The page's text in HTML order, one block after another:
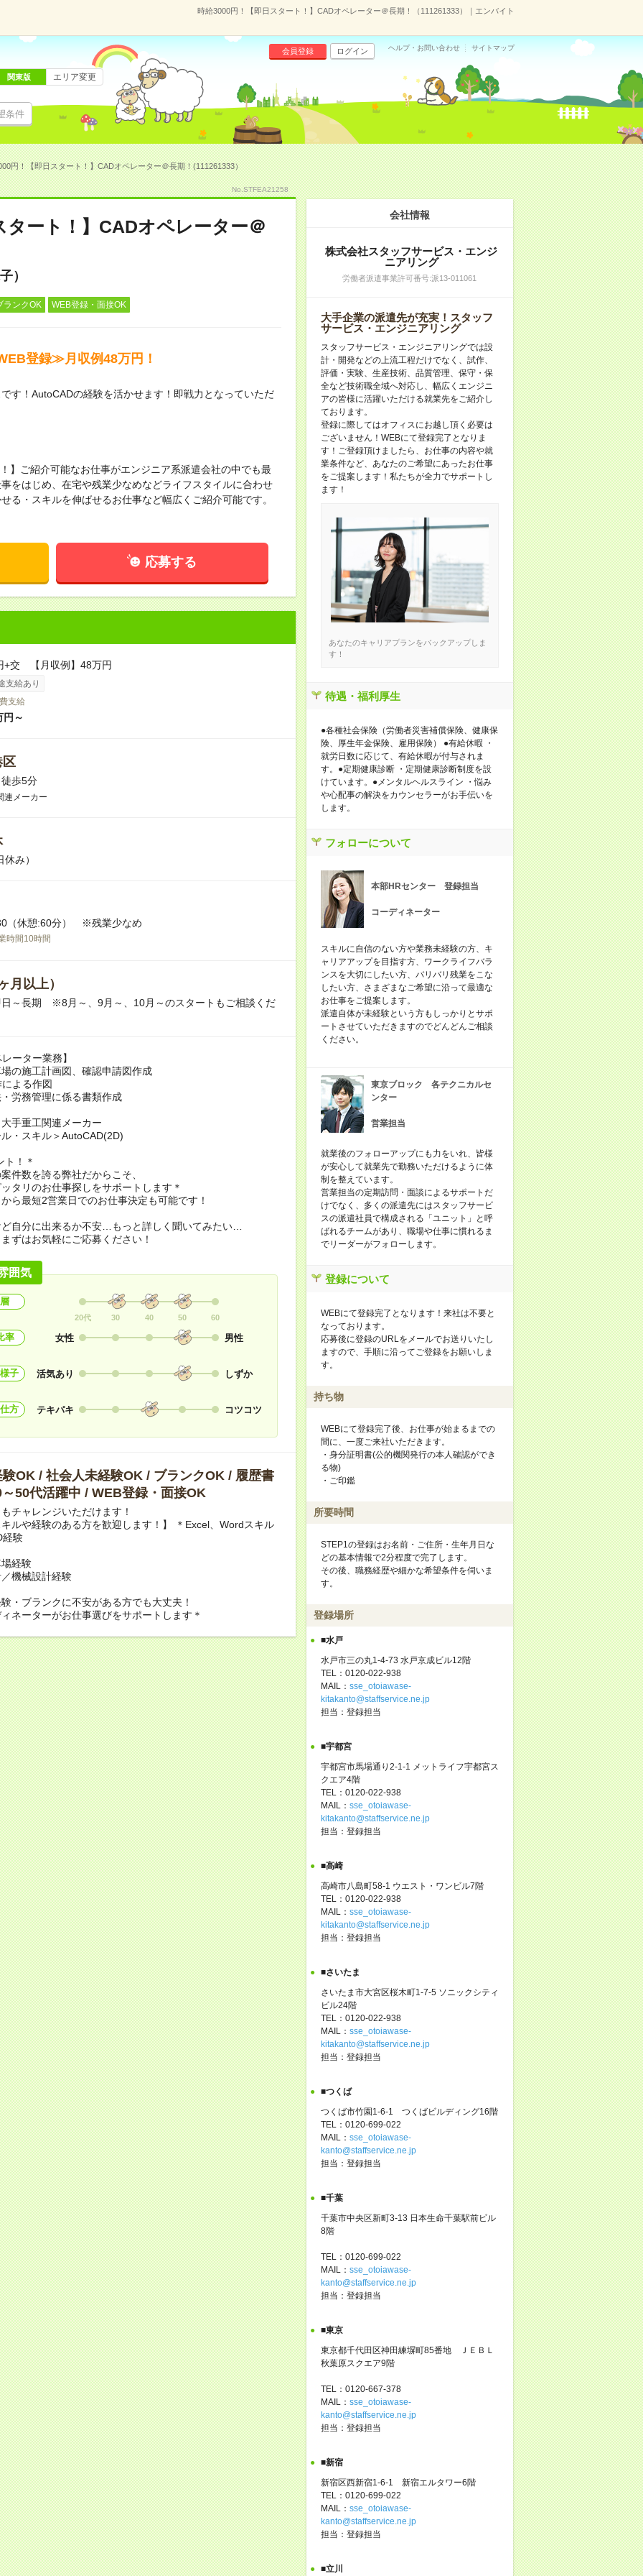
時給3000円！【即日スタート！】CADオペレーター＠長期！（111261333）｜エンバイト
条件
会員登録 ログイン ヘルプ・お問い合わせ サイトマップ
関東版 エリア変更
円！【即日スタート！】CADオペレーター＠長期！(111261333）
No.STFEA21258
タート！】CADオペレーター＠
）
ランクOK WEB登録・面接OK
登録≫月収例48万円！
す！AutoCADの経験を活かせます！即戦力となっていただ
】ご紹介可能なお仕事がエンジニア系派遣会社の中でも最
をはじめ、在宅や残業少なめなどライフスタイルに合わせ
る・スキルを伸ばせるお仕事など幅広くご紹介可能です。
応募する
+交 【月収例】48万円
支給あり
支給
円～
区
歩5分
連メーカー
み）
（休憩:60分） ※残業少なめ
時間10時間
月以上）
日～長期 ※8月～、9月～、10月～のスタートもご相談くだ
ーター業務】
の施工計画図、確認申請図作成
よる作図
労務管理に係る書類作成
手重工関連メーカー
・スキル＞AutoCAD(2D)
ト！＊
件数を誇る弊社だからこそ、
タリのお仕事探しをサポートします＊
ら最短2営業日でのお仕事決定も可能です！
自分に出来るか不安…もっと詳しく聞いてみたい…
ずはお気軽にご応募ください！
囲気
20代 30 40 50 60
率 女性 男性
子 活気あり しずか
方 テキパキ コツコツ
OK / 社会人未経験OK / ブランクOK / 履歴書
50代活躍中 / WEB登録・面接OK
チャレンジいただけます！
ルや経験のある方を歓迎します！】 ＊Excel、Wordスキル
経験
経験
機械設計経験
・ブランクに不安がある方でも大丈夫！
ネーターがお仕事選びをサポートします＊
会社情報
株式会社スタッフサービス・エンジ
ニアリング
労働者派遣事業許可番号:派13-011061
大手企業の派遣先が充実！スタッフ
サービス・エンジニアリング
スタッフサービス・エンジニアリングでは設
計・開発などの上流工程だけでなく、試作、
評価・実験、生産技術、品質管理、保守・保
全など技術職全域へ対応し、幅広くエンジニ
アの皆様に活躍いただける就業先をご紹介し
ております。
登録に際してはオフィスにお越し頂く必要は
ございません！WEBにて登録完了となりま
す！ご登録頂けましたら、お仕事の内容や就
業条件など、あなたのご希望にあったお仕事
をご提案します！私たちが全力でサポートし
ます！
あなたのキャリアプランをバックアップしま
す！
待遇・福利厚生
●各種社会保険（労働者災害補償保険、健康保
険、厚生年金保険、雇用保険） ●有給休暇 ・
就労日数に応じて、有給休暇が付与されま
す。●定期健康診断 ・定期健康診断制度を設
けています。●メンタルヘルスライン ・悩み
や心配事の解決をカウンセラーがお手伝いを
します。
フォローについて
本部HRセンター 登録担当
コーディネーター
スキルに自信のない方や業務未経験の方、キ
ャリアアップを目指す方、ワークライフバラ
ンスを大切にしたい方、バリバリ残業をこな
したい方、さまざまなご希望に沿って最適な
お仕事をご提案します。
派遣自体が未経験という方もしっかりとサポ
ートさせていただきますのでどんどんご相談
ください。
東京ブロック 各テクニカルセ
ンター
営業担当
就業後のフォローアップにも力をいれ、皆様
が安心して就業先で勤務いただけるように体
制を整えています。
営業担当の定期訪問・面談によるサポートだ
けでなく、多くの派遣先にはスタッフサービ
スの派遣社員で構成される「ユニット」と呼
ばれるチームがあり、職場や仕事に慣れるま
でリーダーがフォローします。
登録について
WEBにて登録完了となります！来社は不要と
なっております。
応募後に登録のURLをメールでお送りいたし
ますので、手順に沿ってご登録をお願いしま
す。
持ち物
WEBにて登録完了後、お仕事が始まるまでの
間に、一度ご来社いただきます。
・身分証明書(公的機関発行の本人確認ができ
る物)
・ご印鑑
所要時間
STEP1の登録はお名前・ご住所・生年月日な
どの基本情報で2分程度で完了します。
その後、職務経歴や細かな希望条件を伺いま
す。
登録場所
■水戸
水戸市三の丸1-4-73 水戸京成ビル12階
TEL：0120-022-938
MAIL： sse_otoiawase-
kitakanto@staffservice.ne.jp
担当：登録担当
■宇都宮
宇都宮市馬場通り2-1-1 メットライフ宇都宮ス
クエア4階
TEL：0120-022-938
MAIL： sse_otoiawase-
kitakanto@staffservice.ne.jp
担当：登録担当
■高崎
高崎市八島町58-1 ウエスト・ワンビル7階
TEL：0120-022-938
MAIL： sse_otoiawase-
kitakanto@staffservice.ne.jp
担当：登録担当
■さいたま
さいたま市大宮区桜木町1-7-5 ソニックシティ
ビル24階
TEL：0120-022-938
MAIL： sse_otoiawase-
kitakanto@staffservice.ne.jp
担当：登録担当
■つくば
つくば市竹園1-6-1 つくばビルディング16階
TEL：0120-699-022
MAIL： sse_otoiawase-
kanto@staffservice.ne.jp
担当：登録担当
■千葉
千葉市中央区新町3-13 日本生命千葉駅前ビル
8階
TEL：0120-699-022
MAIL： sse_otoiawase-
kanto@staffservice.ne.jp
担当：登録担当
■東京
東京都千代田区神田練塀町85番地 ＪＥＢＬ
秋葉原スクエア9階
TEL：0120-667-378
MAIL： sse_otoiawase-
kanto@staffservice.ne.jp
担当：登録担当
■新宿
新宿区西新宿1-6-1 新宿エルタワー6階
TEL：0120-699-022
MAIL： sse_otoiawase-
kanto@staffservice.ne.jp
担当：登録担当
■立川